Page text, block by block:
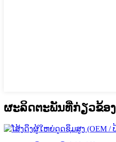
ຜະ​ລິດ​ຕະ​ພັນ​ທີ່​ກ່ຽວ​ຂ້ອງ